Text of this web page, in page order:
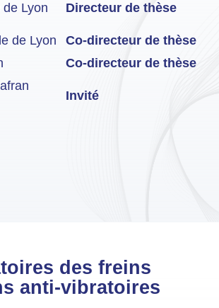
Lyon Directeur de thèse
de Lyon
Co-directeur de thèse
Co-directeur de thèse
Invité
des freins
anti-vibratoires